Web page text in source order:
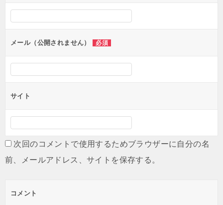
シ
ンメール（公開されません） 必須
サイト
次回のコメントで使用するためブラウザーに自分の名
前、メールアドレス、サイトを保存する。
コメント